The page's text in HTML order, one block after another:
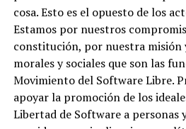
cosa. Esto es el opuesto de los
Estamos por nuestros
constitución, por nuestra misión
morales y sociales que son las
Movimiento del Software Libre.
apoyar la promoción de los
Libertad de Software a personas